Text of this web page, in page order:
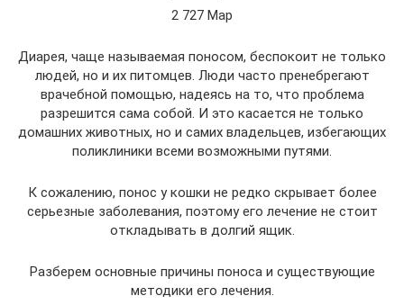
2 727 Мар
Диарея, чаще называемая поносом, беспокоит не только
людей, но и их питомцев. Люди часто пренебрегают
врачебной помощью, надеясь на то, что проблема
разрешится сама собой. И это касается не только
домашних животных, но и самих владельцев, избегающих
поликлиники всеми возможными путями.
К сожалению, понос у кошки не редко скрывает более
серьезные заболевания, поэтому его лечение не стоит
откладывать в долгий ящик.
Разберем основные причины поноса и существующие
методики его лечения.